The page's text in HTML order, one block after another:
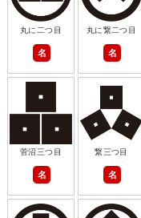
丸に二つ目
名
丸に繋二つ目
名
菅沼三つ目
名
繋三つ目
名